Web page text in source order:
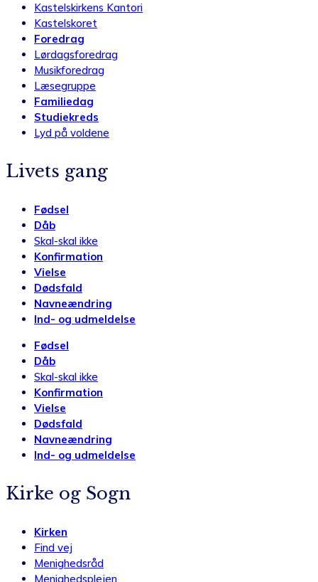
Kastelskirkens Kantori
Kastelskoret
Foredrag
Lørdagsforedrag
Musikforedrag
Læsegruppe
Familiedag
Studiekreds
Lyd på voldene
Livets gang
Fødsel
Dåb
Skal-skal ikke
Konfirmation
Vielse
Dødsfald
Navneændring
Ind- og udmeldelse
Fødsel
Dåb
Skal-skal ikke
Konfirmation
Vielse
Dødsfald
Navneændring
Ind- og udmeldelse
Kirke og Sogn
Kirken
Find vej
Menighedsråd
Menighedsplejen